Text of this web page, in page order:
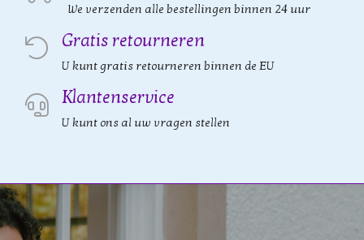
We verzenden alle bestellingen binnen 24 uur
Gratis retourneren
U kunt gratis retourneren binnen de EU
Klantenservice
U kunt ons al uw vragen stellen